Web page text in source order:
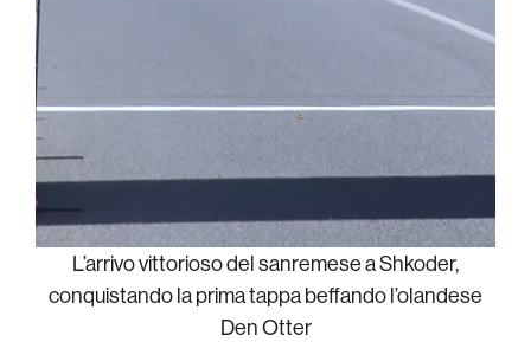
L’arrivo vittorioso del sanremese a Shkoder,
conquistando la prima tappa beffando l’olandese
Den Otter